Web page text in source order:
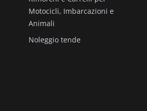
Motocicli, Imbarcazioni e
Animali
Noleggio tende